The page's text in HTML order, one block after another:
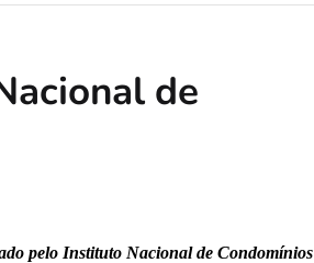
de
pelo Instituto Nacional de Condomínios